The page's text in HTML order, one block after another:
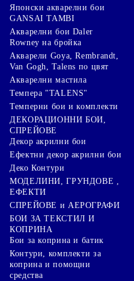
Японски акварелни бои
GANSAI TAMBI
Акварелни бои Daler
Rowney на бройка
Акварели Goya, Rembrandt,
Van Gogh, Talens по цвят
Акварелни мастила
Темпера "TALENS"
Темперни бои и комплекти
ДЕКОРАЦИОННИ БОИ,
СПРЕЙОВЕ
Декор акрилни бои
Ефектни декор акрилни бои
Деко Контури
МОДЕЛИНИ, ГРУНДОВЕ ,
ЕФЕКТИ
СПРЕЙОВЕ и АЕРОГРАФИ
БОИ ЗА ТЕКСТИЛ И
КОПРИНА
Бои за коприна и батик
Контури, комплекти за
коприна и помощни
средства